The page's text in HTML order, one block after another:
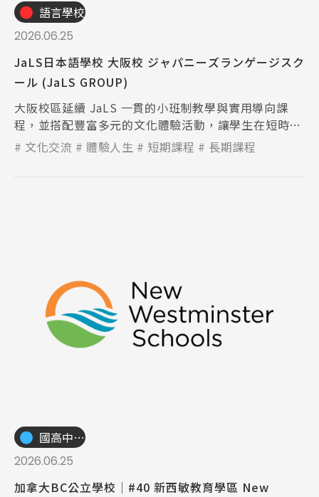
語言學校
2026.06.25
JaLS日本語學校 大阪校 ジャパニーズランゲージスク
ール (JaLS GROUP)
大阪校區延續 JaLS 一貫的小班制教學與實用導向課
程，並搭配豐富多元的文化體驗活動，讓學生在短時間
內有效提升日語能力。
文化交流 體驗人生 短期課程 長期課程
國高中小學校
2026.06.25
加拿大BC公立學校│#40 新西敏教育學區 New